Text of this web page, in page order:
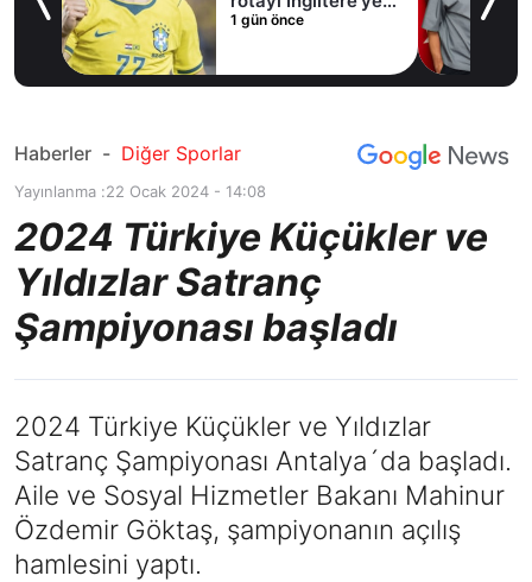
Haberler - Diğer Sporlar
Yayınlanma :22 Ocak 2024 - 14:08
2024 Türkiye Küçükler ve
Yıldızlar Satranç
Şampiyonası başladı
2024 Türkiye Küçükler ve Yıldızlar
Satranç Şampiyonası Antalya´da başladı.
Aile ve Sosyal Hizmetler Bakanı Mahinur
Özdemir Göktaş, şampiyonanın açılış
hamlesini yaptı.